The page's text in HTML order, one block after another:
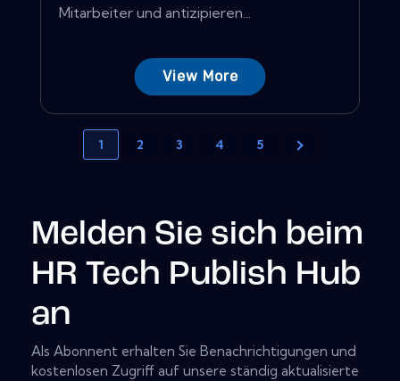
Mitarbeiter und antizipieren...
View More
1 2 3 4 5
Melden Sie sich beim
HR Tech Publish Hub
an
Als Abonnent erhalten Sie Benachrichtigungen und
kostenlosen Zugriff auf unsere ständig aktualisierte